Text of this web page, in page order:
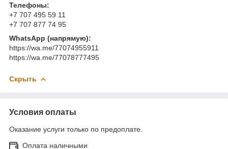
Телефоны:
+7 707 495 59 11
+7 707 877 74 95
WhatsApp (напрямую):
https://wa.me/77074955911
https://wa.me/77078777495
Скрыть
Условия оплаты
Оказание услуги только по предоплате.
Оплата наличными